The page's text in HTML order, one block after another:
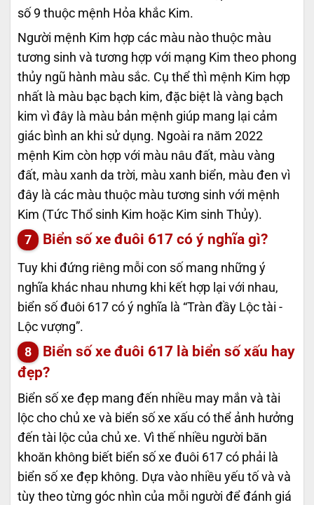
số 9 thuộc mệnh Hỏa khắc Kim.
Người mệnh Kim hợp các màu nào thuộc màu
tương sinh và tương hợp với mạng Kim theo phong
thủy ngũ hành màu sắc. Cụ thể thì mệnh Kim hợp
nhất là màu bạc bạch kim, đặc biệt là vàng bạch
kim vì đây là màu bản mệnh giúp mang lại cảm
giác bình an khi sử dụng. Ngoài ra năm 2022
mệnh Kim còn hợp với màu nâu đất, màu vàng
đất, màu xanh da trời, màu xanh biển, màu đen vì
đây là các màu thuộc màu tương sinh với mệnh
Kim (Tức Thổ sinh Kim hoặc Kim sinh Thủy).
Biển số xe đuôi 617 có ý nghĩa gì?
Tuy khi đứng riêng mỗi con số mang những ý
nghĩa khác nhau nhưng khi kết hợp lại với nhau,
biển số đuôi 617 có ý nghĩa là “Tràn đầy Lộc tài -
Lộc vượng”.
Biển số xe đuôi 617 là biển số xấu hay
đẹp?
Biển số xe đẹp mang đến nhiều may mắn và tài
lộc cho chủ xe và biển số xe xấu có thể ảnh hưởng
đến tài lộc của chủ xe. Vì thế nhiều người băn
khoăn không biết biển số xe đuôi 617 có phải là
biển số xe đẹp không. Dựa vào nhiều yếu tố và và
tùy theo từng góc nhìn của mỗi người để đánh giá